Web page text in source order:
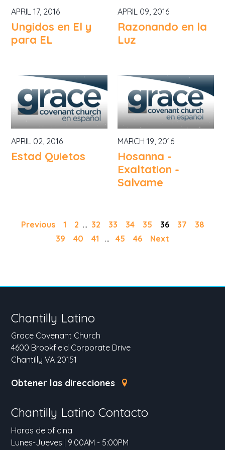
APRIL 17, 2016
Ungidos en El y
para EL
APRIL 09, 2016
Razonando en la
Luz
APRIL 02, 2016
Estad Quietos
MARCH 19, 2016
Hosanna -
Exaltation -
Salvame
Previous 1 2 ... 32 33 34 35 36 37
38
39
40 41 ... 45 46 Next
Chantilly Latino
Grace Covenant Church
4600 Brookfield Corporate Drive
Chantilly VA 20151
Obtener las direcciones
Chantilly Latino Contacto
Horas de oficina
Lunes-Jueves | 9:00AM - 5:00PM